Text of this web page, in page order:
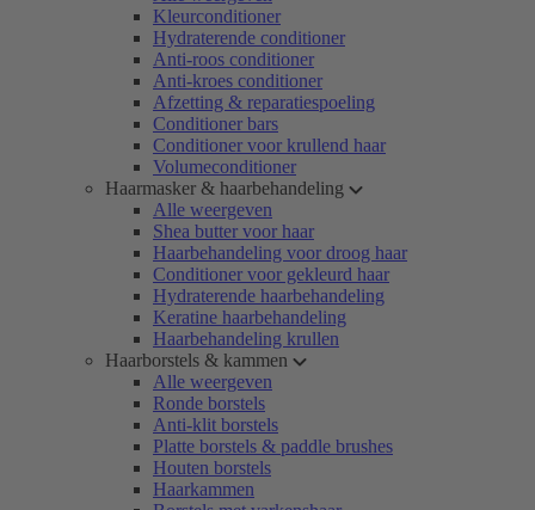
Kleurconditioner
Hydraterende conditioner
Anti-roos conditioner
Anti-kroes conditioner
Afzetting & reparatiespoeling
Conditioner bars
Conditioner voor krullend haar
Volumeconditioner
Haarmasker & haarbehandeling
Alle weergeven
Shea butter voor haar
Haarbehandeling voor droog haar
Conditioner voor gekleurd haar
Hydraterende haarbehandeling
Keratine haarbehandeling
Haarbehandeling krullen
Haarborstels & kammen
Alle weergeven
Ronde borstels
Anti-klit borstels
Platte borstels & paddle brushes
Houten borstels
Haarkammen